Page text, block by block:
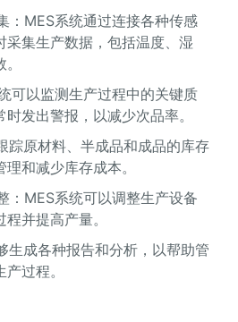
：MES系统通过连接各种传感
采集生产数据，包括温度、湿
可以监测生产过程中的关键质
发出警报，以减少次品率。
踪原材料、半成品和成品的库存
和减少库存成本。
：MES系统可以调整生产设备
并提高产量。
生成各种报告和分析，以帮助管
过程。